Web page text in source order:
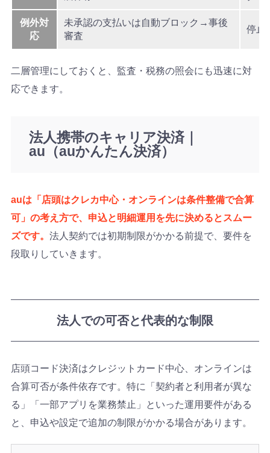
例外対
応
未承認の支払いは自動ブロック→事後
審査
停止
二層管理にしておくと、監査・税務の照会にも迅速に対
応できます。
法人携帯のキャリア決済｜
au（auかんたん決済）
auは「店頭はクレカ中心・オンラインは条件整備で合算
可」の考え方で、申込と明細運用を先に決めるとスムー
ズです。 法人契約では初期制限がかかる前提で、要件を
段取りしていきます。
法人での可否と代表的な制限
店頭コード決済はクレジットカード中心、オンラインは
合算可否が条件依存です。特に「契約者と利用者が異な
る」「一部アプリを業務禁止」といった運用要件がある
と、申込や設定で追加の制限がかかる場合があります。